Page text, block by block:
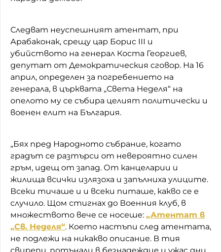
Следват неуспешният атентат, при
Арабаконак, срещу цар Борис III и
убийството на генерал Коста Георгиев,
депутат от Демократическия сговор. На 16
април, определен за погребението на
генерала, в църквата „Света Неделя“ на
опелото му се събира целият политически и
военен елит на България.
„Бях пред Народното събрание, когато
градът се разтърси от невероятно силен
гръм, идещ от запад. От канцеларии и
жилища всички излязоха и запълниха улиците.
Всеки тичаше и и всеки питаше, какво се е
случило. Щом стигнах до Военния клуб, в
множеството вече се носеше: „Атентат в
„Св. Неделя“. Което настъпи след атентата,
не подлежи на никакво описание. В тия